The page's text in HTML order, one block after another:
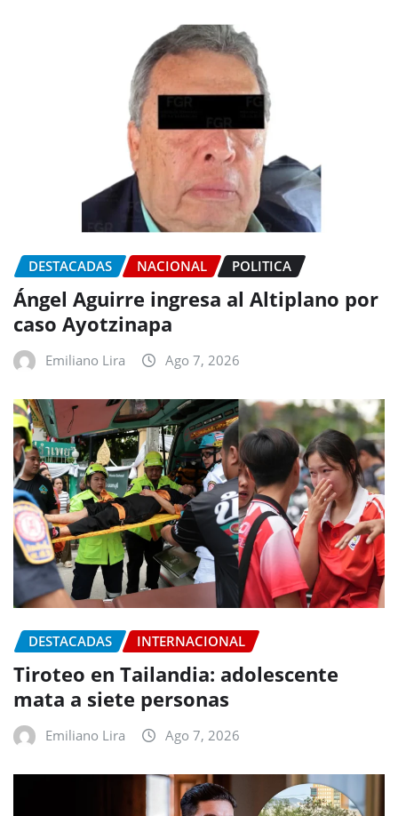
DESTACADAS NACIONAL POLITICA
Ángel Aguirre ingresa al Altiplano por
caso Ayotzinapa
Emiliano Lira Ago 7, 2026
DESTACADAS INTERNACIONAL
Tiroteo en Tailandia: adolescente
mata a siete personas
Emiliano Lira Ago 7, 2026